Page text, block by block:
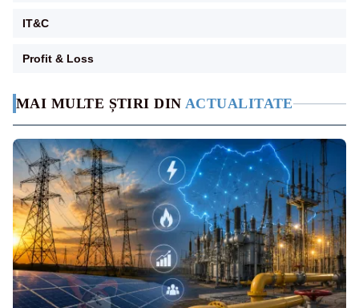
MAI MULTE ȘTIRI DIN ACTUALITATE
IT&C
Profit & Loss